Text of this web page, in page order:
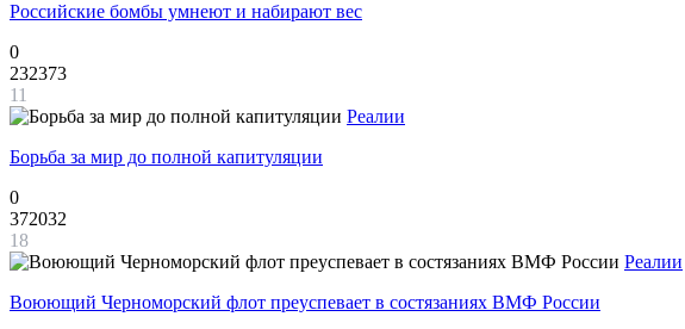
Российские бомбы умнеют и набирают вес
0
232373
11
Реалии
Борьба за мир до полной капитуляции
0
372032
18
Реалии
Воюющий Черноморский флот преуспевает в состязаниях ВМФ России